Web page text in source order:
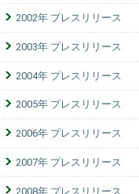
2002年 プレスリリース
2003年 プレスリリース
2004年 プレスリリース
2005年 プレスリリース
2006年 プレスリリース
2007年 プレスリリース
2008年 プレスリリース